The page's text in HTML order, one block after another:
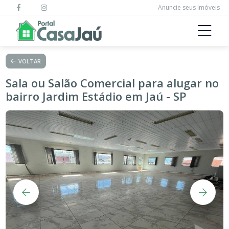
Anuncie seus Imóveis
VOLTAR
Sala ou Salão Comercial para alugar no
bairro Jardim Estádio em Jaú - SP